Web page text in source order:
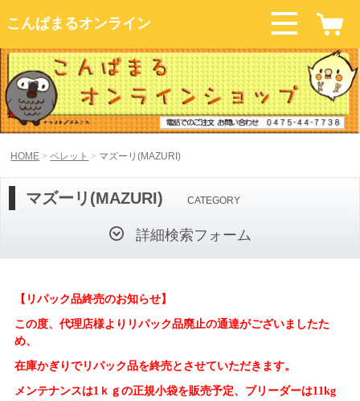
こんぱまるオンライン
HOME ペレット マズーリ(MAZURI)
マズーリ(MAZURI) CATEGORY
詳細検索フォーム
【リパック品終売のお知らせ】
この度、代理店様よりリパック品廃止の通達がございましたた
め、
在庫かぎりでリパック品を終売とさせていただきます。
メンテナンスは1ｋｇの正規小袋を販売予定、ブリーダーは11kg